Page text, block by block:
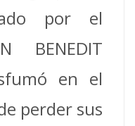
por el
BENEDIT
en el
perder sus